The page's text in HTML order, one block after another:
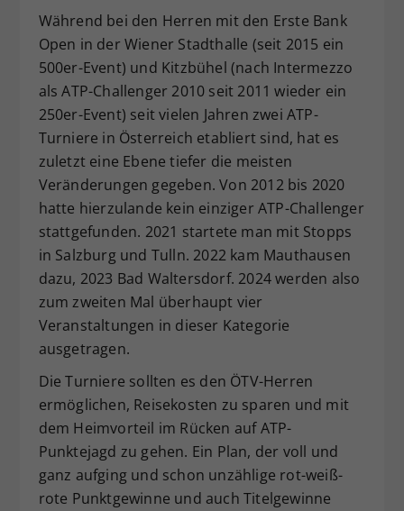
Während bei den Herren mit den Erste Bank
Open in der Wiener Stadthalle (seit 2015 ein
500er-Event) und Kitzbühel (nach Intermezzo
als ATP-Challenger 2010 seit 2011 wieder ein
250er-Event) seit vielen Jahren zwei ATP-
Turniere in Österreich etabliert sind, hat es
zuletzt eine Ebene tiefer die meisten
Veränderungen gegeben. Von 2012 bis 2020
hatte hierzulande kein einziger ATP-Challenger
stattgefunden. 2021 startete man mit Stopps
in Salzburg und Tulln. 2022 kam Mauthausen
dazu, 2023 Bad Waltersdorf. 2024 werden also
zum zweiten Mal überhaupt vier
Veranstaltungen in dieser Kategorie
ausgetragen.
Die Turniere sollten es den ÖTV-Herren
ermöglichen, Reisekosten zu sparen und mit
dem Heimvorteil im Rücken auf ATP-
Punktejagd zu gehen. Ein Plan, der voll und
ganz aufging und schon unzählige rot-weiß-
rote Punktgewinne und auch Titelgewinne